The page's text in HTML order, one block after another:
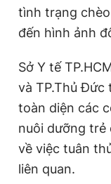
tình trạng
đến hình ảnh
Sở Y tế
và TP.Thủ Đức
toàn diện các
nuôi dưỡng trẻ
về việc tuân
liên quan.